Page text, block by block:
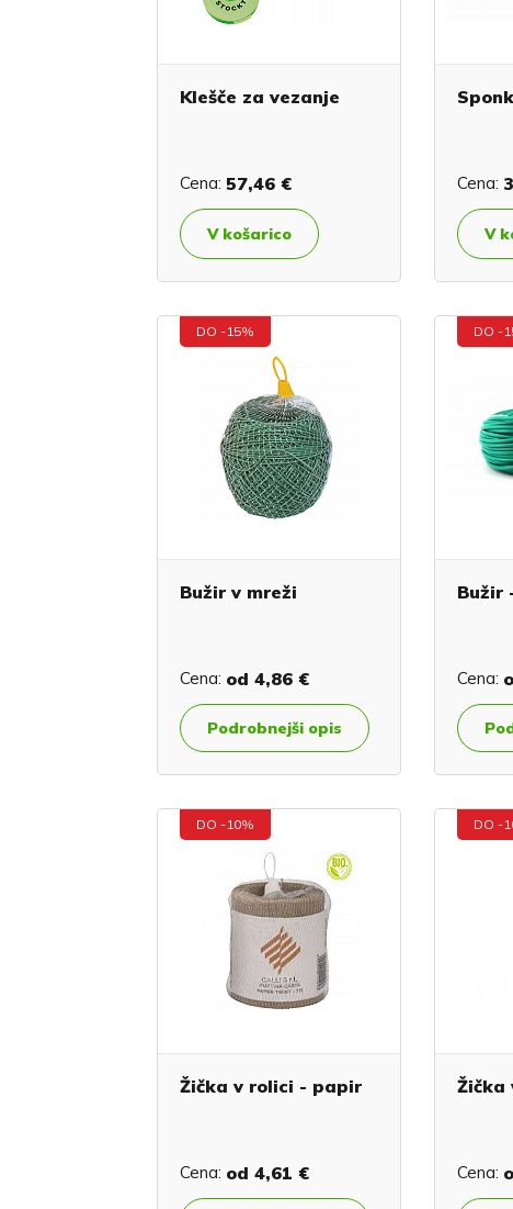
Klešče za vezanje
Cena: 57,46 €
V košarico
Cena:
V
DO -15%
Bužir v mreži
Cena: od 4,86 €
Podrobnejši opis
DO -
Bužir
Cena:
DO -10%
Žička v rolici - papir
Cena: od 4,61 €
DO -
Žička
Cena: